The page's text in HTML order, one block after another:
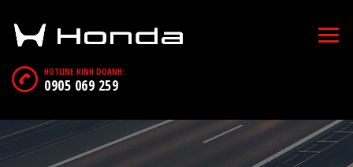
HOTLINE KINH DOANH:
0905 069 259